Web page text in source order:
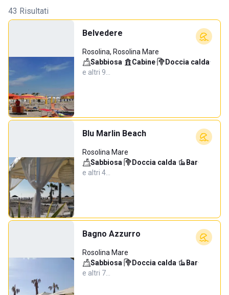
43 Risultati
Belvedere
Rosolina, Rosolina Mare
Sabbiosa· Cabine· Doccia calda·
e altri 9…
Blu Marlin Beach
Rosolina Mare
Sabbiosa· Doccia calda· Bar·
e altri 4…
Bagno Azzurro
Rosolina Mare
Sabbiosa· Doccia calda· Bar·
e altri 7…